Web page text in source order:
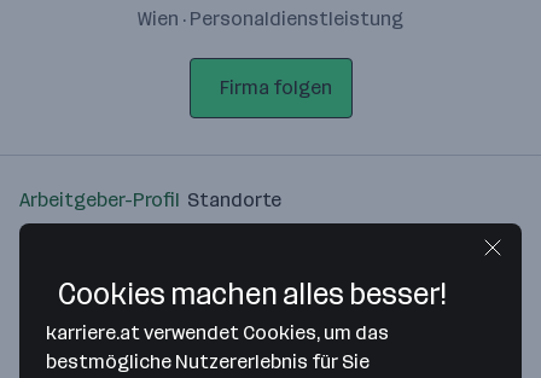
Wien · Personaldienstleistung
Firma folgen
Arbeitgeber-Profil Standorte
Cookies machen alles besser!
karriere.at verwendet Cookies, um das
bestmögliche Nutzererlebnis für Sie